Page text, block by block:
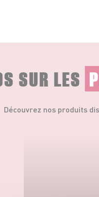
SUR LES
Découvrez nos produits